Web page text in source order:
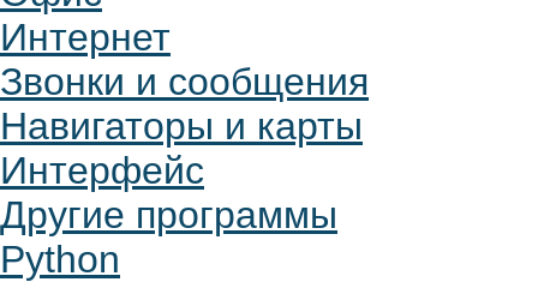
Интернет
Звонки и сообщения
Навигаторы и карты
Интерфейс
Другие программы
Python